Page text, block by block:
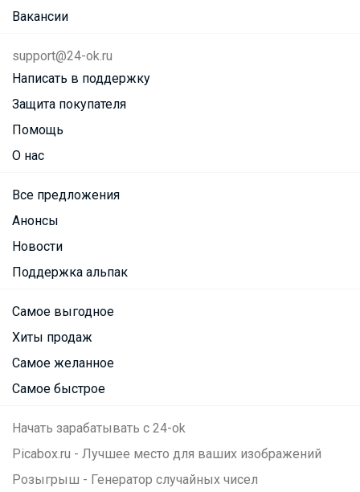
Вакансии
support@24-ok.ru
Написать в поддержку
Защита покупателя
Помощь
О нас
Все предложения
Анонсы
Новости
Поддержка альпак
Самое выгодное
Хиты продаж
Самое желанное
Самое быстрое
Начать зарабатывать с 24-ok
Picabox.ru - Лучшее место для ваших изображений
Розыгрыш - Генератор случайных чисел